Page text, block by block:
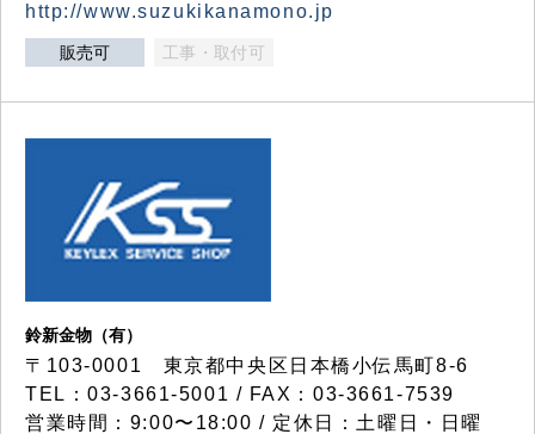
http://www.suzukikanamono.jp
販売可 工事・取付可
鈴新金物（有）
〒103-0001 東京都中央区日本橋小伝馬町8-6
TEL：03-3661-5001 / FAX：03-3661-7539
営業時間：9:00〜18:00 / 定休日：土曜日・日曜